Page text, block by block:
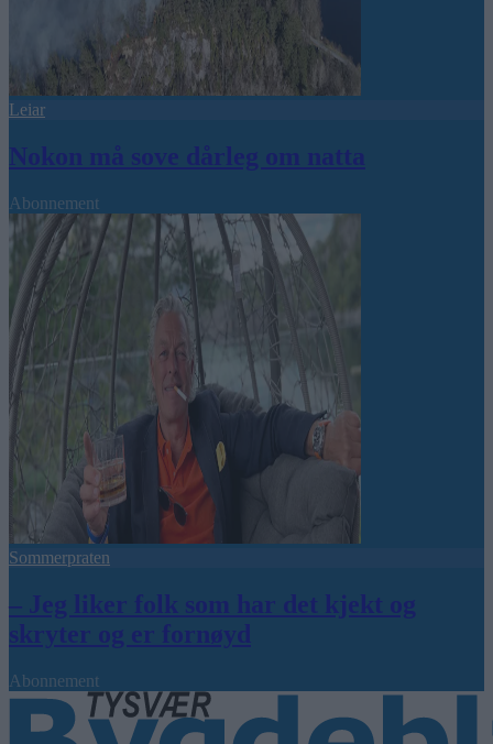
Leiar
Nokon må sove dårleg om natta
Abonnement
Sommerpraten
– Jeg liker folk som har det kjekt og
skryter og er fornøyd
Abonnement